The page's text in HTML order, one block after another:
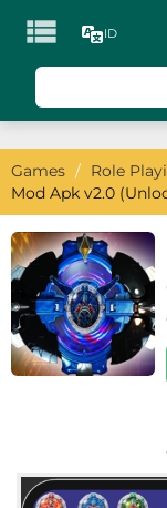
 ID
Games
Action
Arcade
Board
Card
Casual
Games / Role
Mod Apk v2.0